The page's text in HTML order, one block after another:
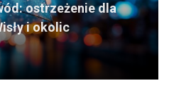
ostrzeżenie dla
i okolic